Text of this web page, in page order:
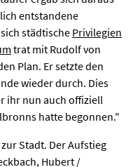
entstandene
städtische Privilegien
trat mit Rudolf von
Plan. Er setzte den
wieder durch. Dies
ihr nun auch offiziell
hatte begonnen."
Stadt. Der Aufstieg
Hubert /